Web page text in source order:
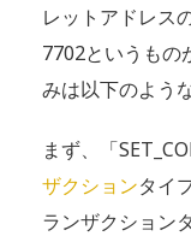
レットアドレス
7702というもの
みは以下のよう
まず、「
ザクションタイ
ランザクション